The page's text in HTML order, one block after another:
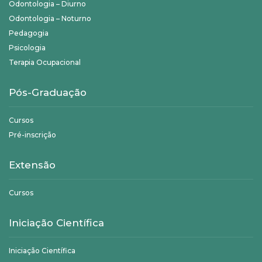
Odontologia – Diurno
Odontologia – Noturno
Pedagogia
Psicologia
Terapia Ocupacional
Pós-Graduação
Cursos
Pré-inscrição
Extensão
Cursos
Iniciação Científica
Iniciação Científica